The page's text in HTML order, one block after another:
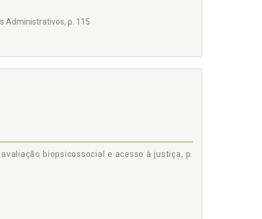
Administrativos, p. 115
DA ONU Nº 30/84, DE 09.12.1975), p. 177
biopsicossocial e acesso à justiça, p.